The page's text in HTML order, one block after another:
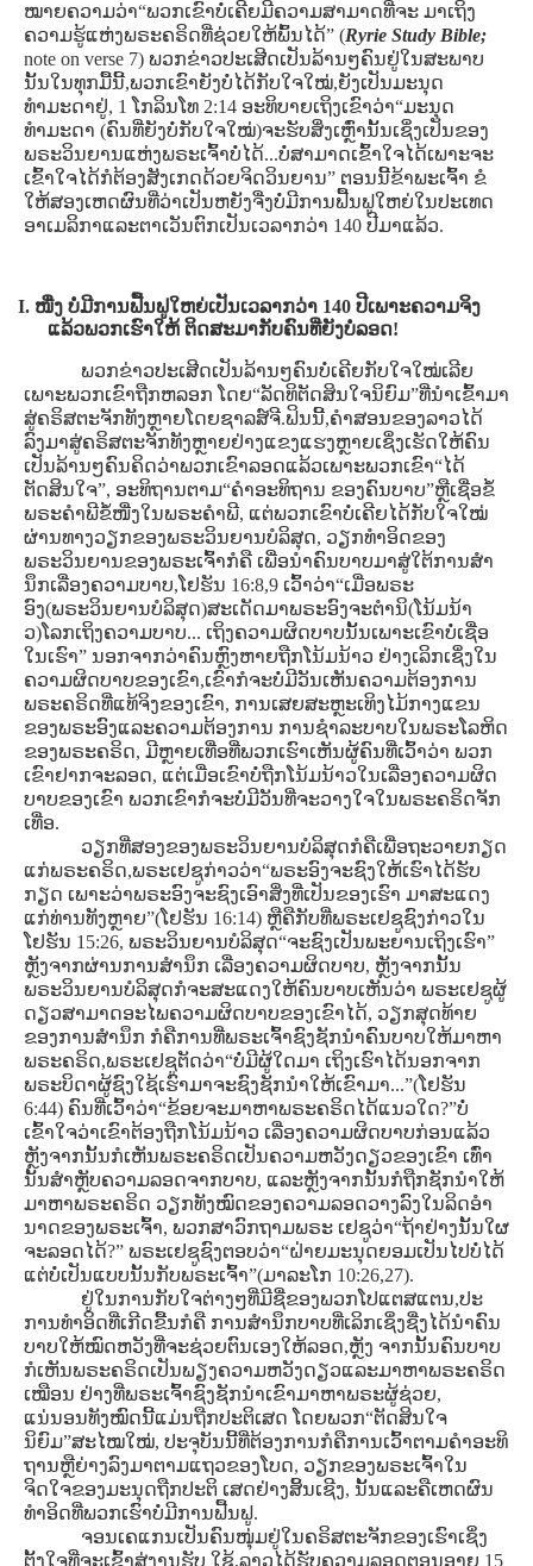
ໝາຍຄວາມວ່າ“ພວກເຂົາບໍ່ເຄີຍມີຄວາມສາມາດທີ່ຈະ ມາເຖິງ
ຄວາມຮູ້ແຫ່ງພຣະຄຣິດທີ່ຊ່ວຍໃຫ້ພົ້ນໄດ້” (Ryrie Study Bible;
note on verse 7) ພວກຂ່າວປະເສີດເປັນລ້ານໆຄົນຢູ່ໃນສະພາບ
ນັ້ນໃນທຸກມື້ນີ້,ພວກເຂົາຍັງບໍ່ໄດ້ກັບໃຈໃໝ່,ຍັງເປັນມະນຸດ
ທໍາມະດາຢູ່, 1 ໂກລິນໂທ 2:14 ອະທິບາຍເຖິງເຂົາວ່າ“ມະນຸດ
ທໍາມະດາ (ຄົນທີ່ຍັງບໍ່ກັບໃຈໃໝ່)ຈະຮັບສິ່ງເຫຼົ່ານັ້ນເຊິ່ງເປັນຂອງ
ພຣະວິນຍານແຫ່ງພຣະເຈົ້າບໍ່ໄດ້...ບໍ່ສາມາດເຂົ້າໃຈໄດ້ເພາະຈະ
ເຂົ້າໃຈໄດ້ກໍຕ້ອງສັງເກດດ້ວຍຈິດວິນຍານ” ຕອນນີ້ຂ້າພະເຈົ້າ ຂໍ
ໃຫ້ສອງເຫດຜົນທີ່ວ່າເປັນຫຍັງຈື່ງບໍ່ມີການຟື້ນຟູໃຫຍ່ໃນປະເທດ
ອາເມລິກາແລະຕາເວັນຕົກເປັນເວລາກວ່າ 140 ປີມາແລ້ວ.
I. ໜື່ງ ບໍ່ມີການຟື້ນຟູໃຫຍ່ເປັນເວລາກວ່າ 140 ປີເພາະຄວາມຈິງ
ແລ້ວພວກເຮົາໃຫ້ ຕິດສະມາກັບຄົນທີ່ຍັງບໍ່ລອດ!
ພວກຂ່າວປະເສີດເປັນລ້ານໆຄົນບໍ່ເຄີຍກັບໃຈໃໝ່ເລີຍ
ເພາະພວກເຂົາຖືກຫລອກ ໂດຍ“ລັດທິຕັດສິນໃຈນິຍົມ”ທີ່ນໍາເຂົ້າມາ
ສູ່ຄຣິສຕະຈັກທັງຫຼາຍໂດຍຊາລສ໌ຈີ.ຟິນນີ້,ຄໍາສອນຂອງລາວໄດ້
ລົງມາສູ່ຄຣິສຕະຈັກທັງຫຼາຍຢ່າງແຂງແຮງຫຼາຍເຊິ່ງເຮັດໃຫ້ຄົນ
ເປັນລ້ານໆຄົນຄິດວ່າພວກເຂົາລອດແລ້ວເພາະພວກເຂົາ“ໄດ້
ຕັດສິນໃຈ”, ອະທິຖານຕາມ“ຄໍາອະທິຖານ ຂອງຄົນບາບ”ຫຼືເຊື່ອຂໍ້
ພຣະຄໍາພີຂໍ້ໜື່ງໃນພຣະຄໍາພີ, ແຕ່ພວກເຂົາບໍ່ເຄີຍໄດ້ກັບໃຈໃໝ່
ຜ່ານທາງວຽກຂອງພຣະວິນຍານບໍລິສຸດ, ວຽກທໍາອິດຂອງ
ພຣະວິນຍານຂອງພຣະເຈົ້າກໍຄື ເພື່ອນໍາຄົນບາບມາສູ່ໃຕ້ການສໍາ
ນຶກເລື່ອງຄວາມບາບ,ໂຢຮັນ 16:8,9 ເວົ້າວ່າ“ເມື່ອພຣະ
ອົງ(ພຣະວິນຍານບໍລິສຸດ)ສະເດັດມາພຣະອົງຈະຕໍານິ(ໂນ້ມນ້າ
ວ)ໂລກເຖິງຄວາມບາບ... ເຖິງຄວາມຜິດບາບນັ້ນເພາະເຂົາບໍ່ເຊື່ອ
ໃນເຮົາ” ນອກຈາກວ່າຄົນຫຼົງຫາຍຖືກໂນ້ມນ້າວ ຢ່າງເລິກເຊິ່ງໃນ
ຄວາມຜິດບາບຂອງເຂົາ,ເຂົາກໍຈະບໍ່ມີວັນເຫັນຄວາມຕ້ອງການ
ພຣະຄຣິດທີ່ແທ້ຈິງຂອງເຂົາ, ການເສຍສະຫຼະເທິງໄມ້ກາງແຂນ
ຂອງພຣະອົງແລະຄວາມຕ້ອງການ ການຊໍາລະບາບໃນພຣະໂລຫິດ
ຂອງພຣະຄຣິດ, ມີຫຼາຍເທື່ອທີ່ພວກເຮົາເຫັນຜູ້ຄົນທີ່ເວົ້າວ່າ ພວກ
ເຂົາຢາກຈະລອດ, ແຕ່ເມື່ອເຂົາບໍ່ຖືກໂນ້ມນ້າວໃນເລື່ອງຄວາມຜິດ
ບາບຂອງເຂົາ ພວກເຂົາກໍຈະບໍ່ມີວັນທີ່ຈະວາງໃຈໃນພຣະຄຣິດຈັກ
ເທື່ອ.
ວຽກທີ່ສອງຂອງພຣະວິນຍານບໍລິສຸດກໍຄືເພື່ອຖະວາຍກຽດ
ແກ່ພຣະຄຣິດ,ພຣະເຢຊູກ່າວວ່າ“ພຣະອົງຈະຊົງໃຫ້ເຮົາໄດ້ຮັບ
ກຽດ ເພາະວ່າພຣະອົງຈະຊົງເອົາສິ່ງທີ່ເປັນຂອງເຮົາ ມາສະແດງ
ແກ່ທ່ານທັງຫຼາຍ”(ໂຢຮັນ 16:14) ຫຼືຄືກັບທີ່ພຣະເຢຊູຊົງກ່າວໃນ
ໂຢຮັນ 15:26, ພຣະວິນຍານບໍລິສຸດ“ຈະຊົງເປັນພະຍານເຖິງເຮົາ”
ຫຼັງຈາກຜ່ານການສໍານຶກ ເລື່ອງຄວາມຜິດບາບ, ຫຼັງຈາກນັ້ນ
ພຣະວິນຍານບໍລິສຸດກໍຈະສະແດງໃຫ້ຄົນບາບເຫັນວ່າ ພຣະເຢຊູຜູ້
ດຽວສາມາດອະໄພຄວາມຜິດບາບຂອງເຂົາໄດ້, ວຽກສຸດທ້າຍ
ຂອງການສໍານຶກ ກໍຄືການທີ່ພຣະເຈົ້າຊົງຊັກນໍາຄົນບາບໃຫ້ມາຫາ
ພຣະຄຣິດ,ພຣະເຢຊູຕັດວ່າ“ບໍ່ມີຜູ້ໃດມາ ເຖິງເຮົາໄດ້ນອກຈາກ
ພຣະບິດາຜູ້ຊົງໃຊ້ເຮົາມາຈະຊົງຊັກນໍາໃຫ້ເຂົາມາ...”(ໂຢຮັນ
6:44) ຄົນທີ່ເວົ້າວ່າ“ຂ້ອຍຈະມາຫາພຣະຄຣິດໄດ້ແນວໃດ?”ບໍ່
ເຂົ້າໃຈວ່າເຂົາຕ້ອງຖືກໂນ້ມນ້າວ ເລື່ອງຄວາມຜິດບາບກ່ອນແລ້ວ
ຫຼັງຈາກນັ້ນກໍເຫັນພຣະຄຣິດເປັນຄວາມຫວັງດຽວຂອງເຂົາ ເທົ່າ
ນັ້ນສໍາຫຼັບຄວາມລອດຈາກບາບ, ແລະຫຼັງຈາກນັ້ນກໍຖືກຊັກນໍາໃຫ້
ມາຫາພຣະຄຣິດ ວຽກທັງໝົດຂອງຄວາມລອດວາງລົງໃນລິດອໍາ
ນາດຂອງພຣະເຈົ້າ, ພວກສາວົກຖາມພຣະ ເຢຊູວ່າ“ຖ້າຢ່າງນັ້ນໃຜ
ຈະລອດໄດ້?” ພຣະເຢຊູຊົງຕອບວ່າ“ຝ່າຍມະນຸດຍອມເປັນໄປບໍ່ໄດ້
ແຕ່ບໍ່ເປັນແບບນັ້ນກັບພຣະເຈົ້າ”(ມາລະໂກ 10:26,27).
ຢູ່ໃນການກັບໃຈຕ່າງໆທີ່ມີຊື່ຂອງພວກໂປແຕສແຕນ,ປະ
ການທໍາອິດທີ່ເກີດຂື້ນກໍຄື ການສໍານຶກບາບທີ່ເລິກເຊິ່ງຊື່ງໄດ້ນໍາຄົນ
ບາບໃຫ້ໝົດຫວັງທີ່ຈະຊ່ວຍຕົນເອງໃຫ້ລອດ,ຫຼັງ ຈາກນັ້ນຄົນບາບ
ກໍເຫັນພຣະຄຣິດເປັນພຽງຄວາມຫວັງດຽວແລະມາຫາພຣະຄຣິດ
ເໝືອນ ຢ່າງທີ່ພຣະເຈົ້າຊົງຊັກນໍາເຂົາມາຫາພຣະຜູ້ຊ່ວຍ,
ແນ່ນອນທັງໝົດນີ້ແມ່ນຖືກປະຕິເສດ ໂດຍພວກ“ຕັດສິນໃຈ
ນິຍົມ”ສະໄໝໃໝ່, ປະຈຸບັນນີ້ທີ່ຕ້ອງການກໍຄືການເວົ້າຕາມຄໍາອະທິ
ຖານຫຼືຍ່າງລົງມາຕາມແຖວຂອງໂບດ, ວຽກຂອງພຣະເຈົ້າໃນ
ຈິດໃຈຂອງມະນຸດຖືກປະຕິ ເສດຢ່າງສິ້ນເຊີງ, ນັ້ນແລະຄືເຫດຜົນ
ທໍາອິດທີ່ພວກເຮົາບໍ່ມີການຟື້ນຟູ.
ຈອນເຄແກນເປັນຄົນໜຸ່ມຢູ່ໃນຄຣິສຕະຈັກຂອງເຮົາເຊິ່ງ
ຕັ້ງໃຈທີ່ຈະເຂົ້າສູ່ງານຮັບ ໃຊ້,ລາວໄດ້ຮັບຄວາມລອດຕອນອາຍຸ 15